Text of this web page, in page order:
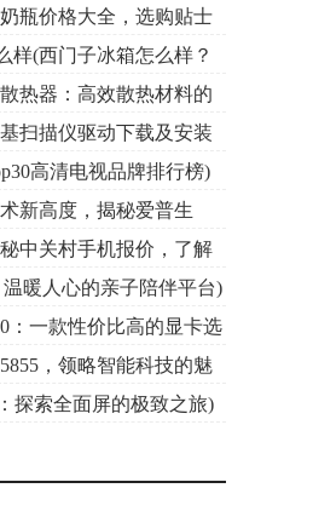
瓶价格大全，选购贴士
样(西门子冰箱怎么样？
热器：高效散热材料的
扫描仪驱动下载及安装
高清电视品牌排行榜)
新高度，揭秘爱普生
中关村手机报价，了解
暖人心的亲子陪伴平台)
：一款性价比高的显卡选
，领略智能科技的魅
探索全面屏的极致之旅)